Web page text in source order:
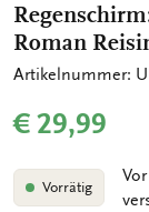
Roman
Artikelnummer:
€ 29,99
Vorrätig